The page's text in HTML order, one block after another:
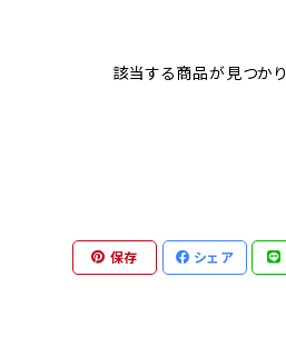
該当する商品が見つかり
保存 シェア